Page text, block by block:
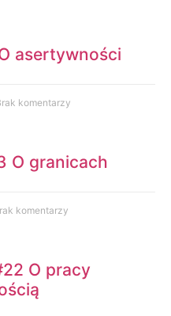
asertywności
komentarzy
O granicach
komentarzy
O pracy